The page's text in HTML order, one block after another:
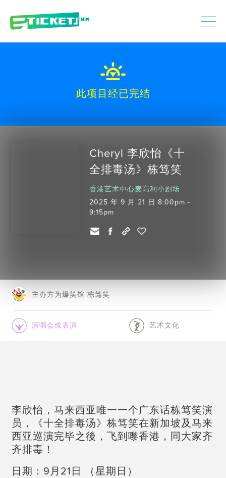
此项目经已完结
Cheryl 李欣怡《十
全排毒汤》栋笃笑
香港艺术中心麦高利小剧场
2025 年 9 月 21 日 8:00pm -
9:15pm
主办方为爆笑馆 栋笃笑
演唱会或表演 艺术文化
李欣怡，马来西亚唯一一个广东话栋笃笑演
员，《十全排毒汤》栋笃笑在新加坡及马来
西亚巡演完毕之後，飞到嚟香港，同大家齐
齐排毒！
日期：9月21日 （星期日）